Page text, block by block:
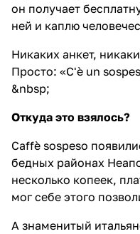
он получает
ней и каплю
Никаких анкет,
Просто: «C'è un
&nbsp;
Откуда это взялось?
Caffè sospeso
бедных районах
несколько копеек,
мог себе этого
А знаменитый